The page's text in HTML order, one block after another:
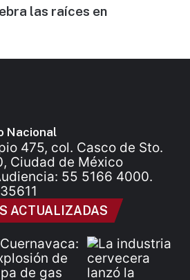
las raíces en
Nacional
475, col. Casco de Sto.
Ciudad de México
55 5166 4000.
ACTUALIZADAS